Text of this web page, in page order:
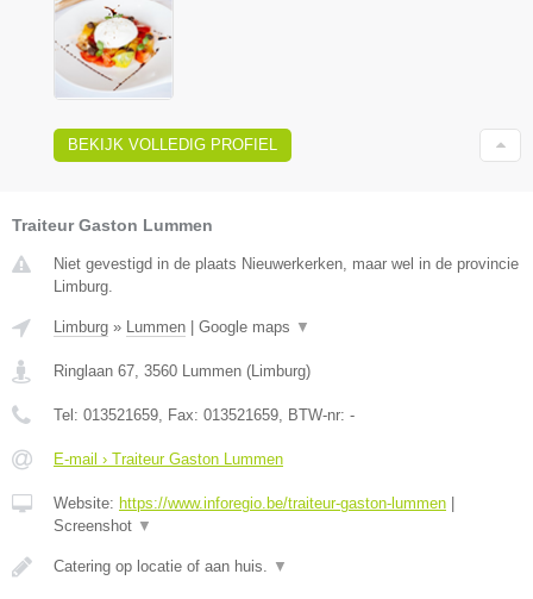
BEKIJK VOLLEDIG PROFIEL
Traiteur Gaston Lummen
Niet gevestigd in de plaats Nieuwerkerken, maar wel in de provincie
Limburg.
Limburg » Lummen | Google maps ▼
Ringlaan 67 3560 Lummen (Limburg)
Tel: 013521659 , Fax: 013521659 , BTW-nr: -
E-mail › Traiteur Gaston Lummen
Website: https://www.inforegio.be/traiteur-gaston-lummen |
Screenshot ▼
Catering op locatie of aan huis. ▼